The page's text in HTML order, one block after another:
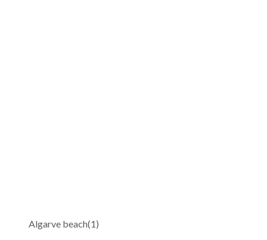
Algarve beach(1)